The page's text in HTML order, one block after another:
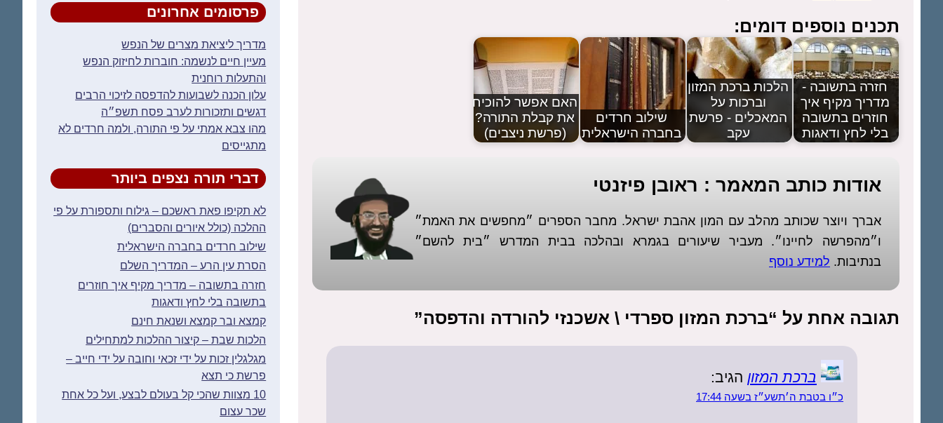
תכנים נוספים דומים:
חזרה בתשובה -
מדריך מקיף איך
חוזרים בתשובה
בלי לחץ ודאגות
הלכות ברכת המזון
וברכות על
המאכלים - פרשת
עקב
שילוב חרדים
בחברה הישראלית
האם אפשר להוכיח
את קבלת התורה?
(פרשת ניצבים)
אודות כותב המאמר : ראובן פיזנטי
אברך ויוצר שכותב מהלב עם המון אהבת ישראל. מחבר הספרים ״מחפשים את האמת״
ו״מהפרשה לחיינו״. מעביר שיעורים בגמרא ובהלכה בבית המדרש ״בית להשם״
בנתיבות. למידע נוסף
תגובה אחת על “ברכת המזון ספרדי \ אשכנזי להורדה והדפסה”
ברכת המזון הגיב:
כ״ו בטבת ה׳תשע״ז בשעה 17:44
פרסומים אחרונים
מדריך ליציאת מצרים של הנפש
מעיין חיים לנשמה: חוברות לחיזוק הנפש
והתעלות רוחנית
עלון הכנה לשבועות להדפסה לזיכוי הרבים
דגשים ותזכורות לערב פסח תשפ״ה
מהו צבא אמתי על פי התורה, ולמה חרדים לא
מתגייסים
דברי תורה נצפים ביותר
לא תקיפו פאת ראשכם – גילוח ותספורת על פי
ההלכה (כולל איורים והסברים)
שילוב חרדים בחברה הישראלית
הסרת עין הרע – המדריך השלם
חזרה בתשובה – מדריך מקיף איך חוזרים
בתשובה בלי לחץ ודאגות
קמצא ובר קמצא ושנאת חינם
הלכות שבת – קיצור ההלכות למתחילים
מגלגלין זכות על ידי זכאי וחובה על ידי חייב –
פרשת כי תצא
10 מצוות שהכי קל בעולם לבצע, ועל כל אחת
שכר עצום